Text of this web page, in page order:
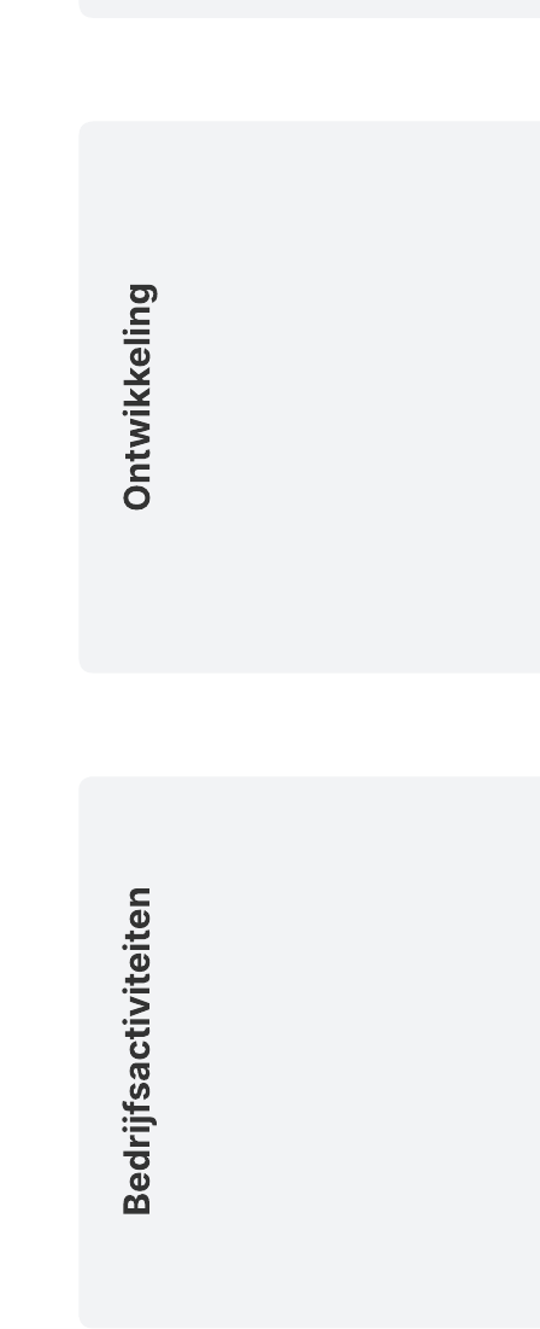
de applicaties en tools die uw DevOps-teams gebruikt
ontwikkelen en monitoren.
ontdekken of u hiaten of inefficiënties in uw toolchain hebt.
verbeteringen aanbrengen en meer geautomatiseerd werken in
uw ontwikkelingsproces.
Open deze sjabloon voor een gedetailleerd voorbeeld van een
DevOps-toolchain en processtroom dat u aan uw use case kunt
Gerelateerde sjablonen